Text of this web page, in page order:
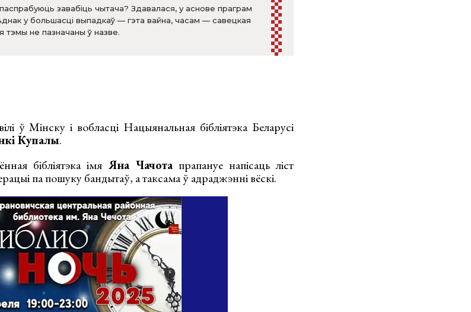
паспрабуюць завабіць чытача? Здавалася, у аснове праграм
у большасці выпадкаў — гэта вайна, часам — савецкая
тэмы не пазначаны ў назве.
ў Мінску і вобласці Нацыянальная бібліятэка Беларусі
Купалы.
бібліятэка імя Яна Чачотапрапануе напісаць ліст
па пошуку бандытаў, а таксама ў адраджэнні вёскі.